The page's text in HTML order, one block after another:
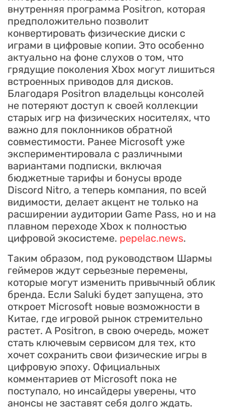
внутренняя программа Positron, которая
предположительно позволит
конвертировать физические диски с
играми в цифровые копии. Это особенно
актуально на фоне слухов о том, что
грядущие поколения Xbox могут лишиться
встроенных приводов для дисков.
Благодаря Positron владельцы консолей
не потеряют доступ к своей коллекции
старых игр на физических носителях, что
важно для поклонников обратной
совместимости. Ранее Microsoft уже
экспериментировала с различными
вариантами подписки, включая
бюджетные тарифы и бонусы вроде
Discord Nitro, а теперь компания, по всей
видимости, делает акцент не только на
расширении аудитории Game Pass, но и на
плавном переходе Xbox к полностью
цифровой экосистеме. pepelac.news.
Таким образом, под руководством Шармы
геймеров ждут серьезные перемены,
которые могут изменить привычный облик
бренда. Если Saluki будет запущена, это
откроет Microsoft новые возможности в
Китае, где игровой рынок стремительно
растет. А Positron, в свою очередь, может
стать ключевым сервисом для тех, кто
хочет сохранить свои физические игры в
цифровую эпоху. Официальных
комментариев от Microsoft пока не
поступало, но инсайдеры уверены, что
анонсы не заставят себя долго ждать.